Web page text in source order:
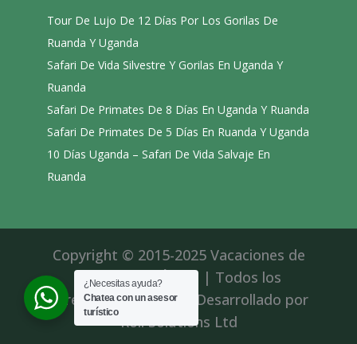
Tour De Lujo De 12 Días Por Los Gorilas De
Ruanda Y Uganda
Safari De Vida Silvestre Y Gorilas En Uganda Y
Ruanda
Safari De Primates De 8 Días En Uganda Y Ruanda
Safari De Primates De 5 Días En Ruanda Y Uganda
10 Días Uganda – Safari De Vida Salvaje En
Ruanda
Copyright © 2015-2025 Vacaciones de
aventura en África | Todos los
derechos reservados|Desarrollado por
Roll Solutions Ltd
¿Necesitas ayuda?
Chatea con un asesor
turístico